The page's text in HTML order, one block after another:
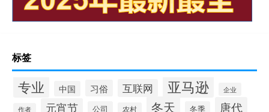
标签
专业 中国 习俗 互联网 亚马逊 企业
作者 元宵节 公司 农村 冬天 冬季 唐代